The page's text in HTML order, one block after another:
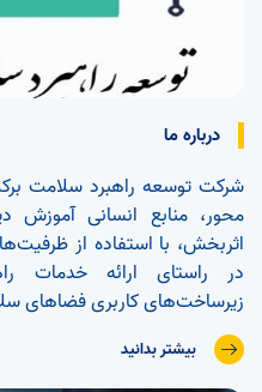
درباره ما
شرکت توسعه راهبرد سلامت
محور، منابع انسانی آموزش
اثربخش، با استفاده از
در راستای ارائه خدمات
زیرساخت‌های کاربری فضاهای
بیشتر بدانید